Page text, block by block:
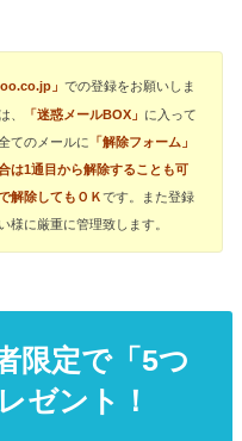
」 での登録をお願いしま
、
「迷惑メールBOX」 に入って
てのメールに 「解除フォーム」
は1通目から解除することも可
解除してもＯＫです。また登録
様に厳重に管理致します。
限定で「5つ
ゼント！